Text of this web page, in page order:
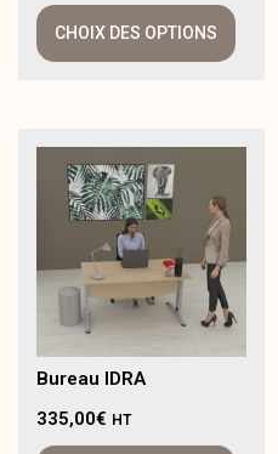
CHOIX DES OPTIONS
Bureau IDRA
335,00€ HT